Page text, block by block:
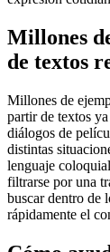
Millones
de textos
Millones de
partir de textos
diálogos de
distintas
lenguaje
filtrarse por una
buscar dentro de
rápidamente el